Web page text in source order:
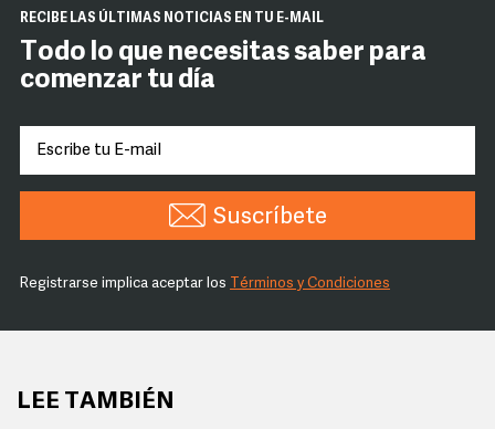
RECIBE LAS ÚLTIMAS NOTICIAS EN TU E-MAIL
Todo lo que necesitas saber para
comenzar tu día
Suscríbete
Registrarse implica aceptar los Términos y Condiciones
LEE TAMBIÉN